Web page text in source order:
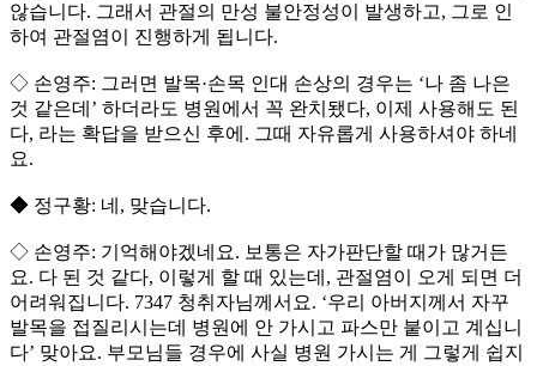
않습니다. 그래서 관절의 만성 불안정성이 발생하고, 그로 인
하여 관절염이 진행하게 됩니다.
◇ 손영주: 그러면 발목·손목 인대 손상의 경우는 ‘나 좀 나은
것 같은데’ 하더라도 병원에서 꼭 완치됐다, 이제 사용해도 된
다, 라는 확답을 받으신 후에. 그때 자유롭게 사용하셔야 하네
요.
◆ 정구황: 네, 맞습니다.
◇ 손영주: 기억해야겠네요. 보통은 자가판단할 때가 많거든
요. 다 된 것 같다, 이렇게 할 때 있는데, 관절염이 오게 되면 더
어려워집니다. 7347 청취자님께서요. ‘우리 아버지께서 자꾸
발목을 접질리시는데 병원에 안 가시고 파스만 붙이고 계십니
다’ 맞아요. 부모님들 경우에 사실 병원 가시는 게 그렇게 쉽지